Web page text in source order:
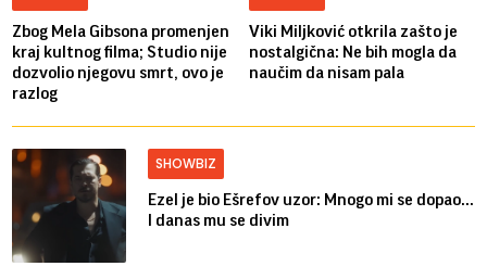
Zbog Mela Gibsona promenjen
kraj kultnog filma; Studio nije
dozvolio njegovu smrt, ovo je
razlog
Viki Miljković otkrila zašto je
nostalgična: Ne bih mogla da
naučim da nisam pala
SHOWBIZ
Ezel je bio Ešrefov uzor: Mnogo mi se dopao...
I danas mu se divim